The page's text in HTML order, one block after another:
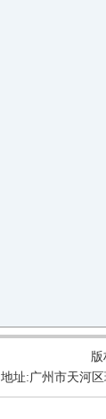
版
地址:广州市天河